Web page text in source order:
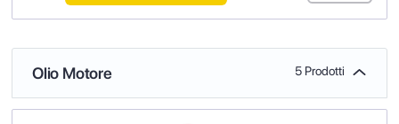
Olio Motore 5 Prodotti